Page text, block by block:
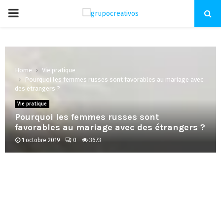
PRIMARY
Home
Vie pratique
Pourquoi les femmes russes sont favorables au mariage avec
des étrangers ?
Vie pratique
Pourquoi les femmes russes sont
favorables au mariage avec des étrangers ?
1 octobre 2019 0 3673